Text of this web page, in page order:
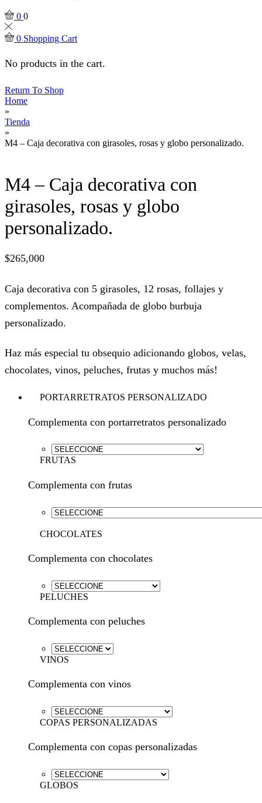
0 0
0 Shopping Cart
No products in the cart.
Return To Shop
Home
»
Tienda
»
M4 – Caja decorativa con girasoles, rosas y globo personalizado.
M4 – Caja decorativa con
girasoles, rosas y globo
personalizado.
$265,000
Caja decorativa con 5 girasoles, 12 rosas, follajes y
complementos. Acompañada de globo burbuja
personalizado.
Haz más especial tu obsequio adicionando globos, velas,
chocolates, vinos, peluches, frutas y muchos más!
PORTARRETRATOS PERSONALIZADO
Complementa con portarretratos personalizado
FRUTAS
Complementa con frutas
CHOCOLATES
Complementa con chocolates
PELUCHES
Complementa con peluches
VINOS
Complementa con vinos
COPAS PERSONALIZADAS
Complementa con copas personalizadas
GLOBOS